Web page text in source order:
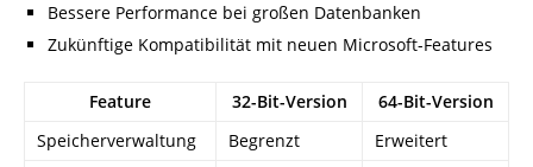
Bessere Performance bei großen Datenbanken
Zukünftige Kompatibilität mit neuen Microsoft-Features
Feature 32-Bit-Version
64-Bit-Version
Speicherverwaltung
Begrenzt
Erweitert